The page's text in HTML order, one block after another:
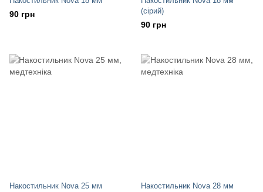
90 грн
(сірий)
90 грн
Накостильник Nova 25 мм Накостильник Nova 28 мм